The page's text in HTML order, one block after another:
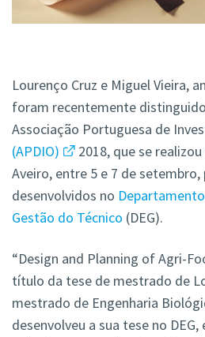
Lourenço Cruz e Miguel Vieira,
foram recentemente
Associação Portuguesa de
(APDIO)
2018, que se
Aveiro, entre 5 e 7 de
desenvolvidos no
Gestão do Técnico (DEG).
“Design and Planning of Agri-
título da tese de mestrado de
mestrado de Engenharia
desenvolveu a sua tese no